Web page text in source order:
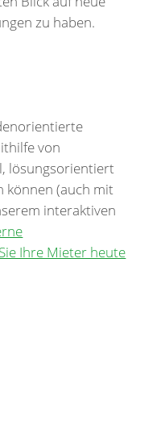
zu haben.
von
lösungsorientiert
können (auch mit
interaktiven
Ihre Mieter heute